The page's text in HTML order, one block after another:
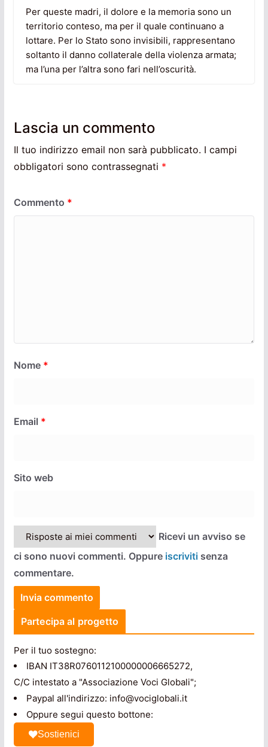
Per queste madri, il dolore e la memoria sono un
territorio conteso, ma per il quale continuano a
lottare. Per lo Stato sono invisibili, rappresentano
soltanto il danno collaterale della violenza armata;
ma l’una per l’altra sono fari nell’oscurità.
Lascia un commento
Il tuo indirizzo email non sarà pubblicato. I campi
obbligatori sono contrassegnati *
Commento *
Nome *
Email *
Sito web
Ricevi un avviso se
ci sono nuovi commenti. Oppure iscrivitisenza
commentare.
Partecipa al progetto
Per il tuo sostegno:
IBAN IT38R0760112100000006665272,
C/C intestato a "Associazione Voci Globali";
Paypal all'indirizzo: info@vociglobali.it
Oppure segui questo bottone:
Sostienici